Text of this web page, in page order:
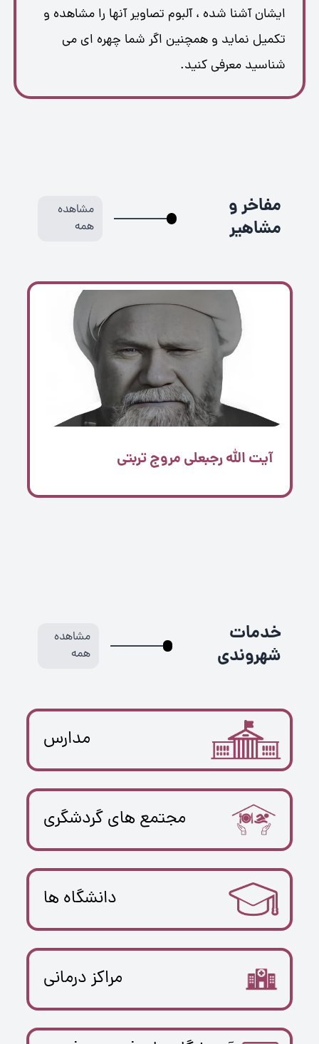
ایشان آشنا شده ، آلبوم تصاویر آنها را مشاهده و
تکمیل نماید و همچنین اگر شما چهره ای می
شناسید معرفی کنید.
مفاخر و
مشاهیر
مشاهده
همه
آیت الله رجبعلی مروج تربتی
خدمات
شهروندی
مشاهده
همه
مدارس
مجتمع های گردشگری
دانشگاه ها
مراکز درمانی